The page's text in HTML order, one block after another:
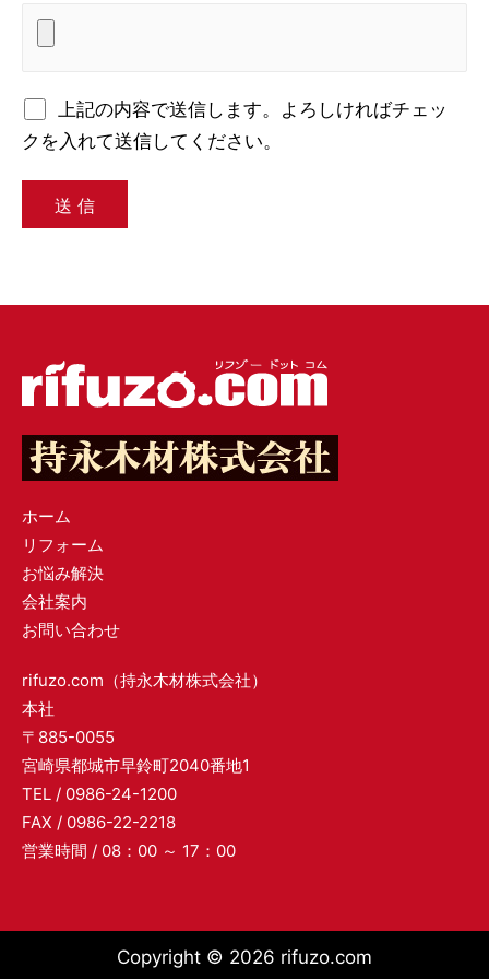
上記の内容で送信します。よろしければチェッ
クを入れて送信してください。
ホーム
リフォーム
お悩み解決
会社案内
お問い合わせ
rifuzo.com（持永木材株式会社）
本社
〒885-0055
宮崎県都城市早鈴町2040番地1
TEL / 0986-24-1200
FAX / 0986-22-2218
営業時間 / 08：00 ～ 17：00
Copyright © 2026 rifuzo.com